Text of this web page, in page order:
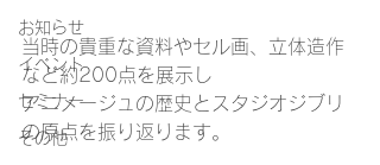
お知らせ
イベント
セミナー
その他
当時の貴重な資料やセル画、立体造作
など約200点を展示し
アニメージュの歴史とスタジオジブリ
の原点を振り返ります。